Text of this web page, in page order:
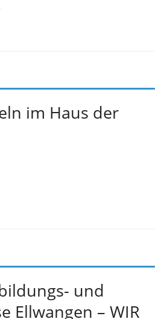
im Haus der
und
Ellwangen – WIR